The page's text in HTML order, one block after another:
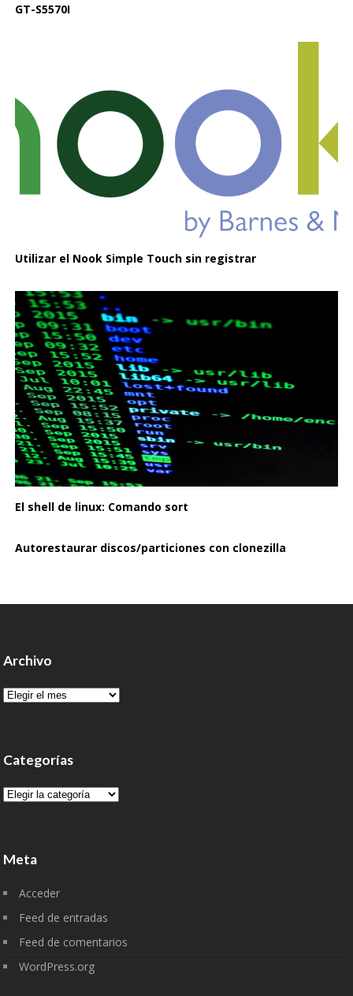
GT-S5570I
Utilizar el Nook Simple Touch sin registrar
El shell de linux: Comando sort
Autorestaurar discos/particiones con clonezilla
Archivo
Archivo
Categorías
Categorías
Meta
Acceder
Feed de entradas
Feed de comentarios
WordPress.org